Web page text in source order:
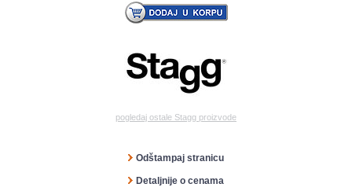
pogledaj ostale Stagg proizvode
Odštampaj stranicu
Detaljnije o cenama